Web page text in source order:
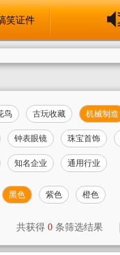
笑证件
鸟 古玩收藏 机械制造
钟表眼镜 珠宝首饰
知名企业 通用行业
黑色 紫色 橙色
共获得 0 条筛选结果